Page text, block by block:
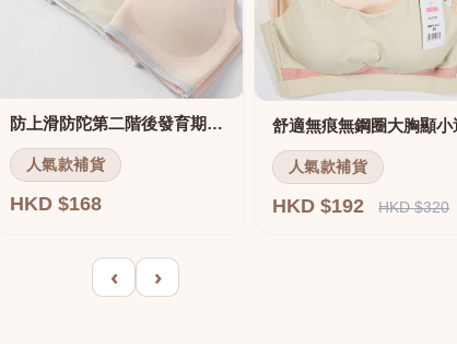
防上滑防陀第二階後發育期內衣
人氣款補貨
HKD $168
人氣款補貨
HKD $192 HKD $320
‹ ›